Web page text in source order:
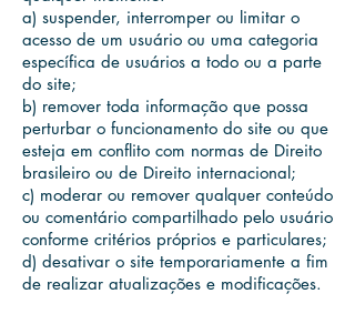
a) suspender, interromper ou limitar o
acesso de um usuário ou uma categoria
específica de usuários a todo ou a parte
do site;
b) remover toda informação que possa
perturbar o funcionamento do site ou que
esteja em conflito com normas de Direito
brasileiro ou de Direito internacional;
c) moderar ou remover qualquer conteúdo
ou comentário compartilhado pelo usuário
conforme critérios próprios e particulares;
d) desativar o site temporariamente a fim
de realizar atualizações e modificações.